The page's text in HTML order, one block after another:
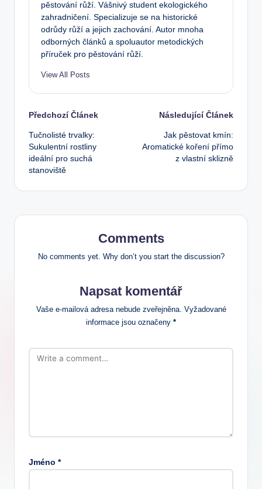
pěstování růží. Vášnivý student ekologického
zahradničení. Specializuje se na historické
odrůdy růží a jejich zachování. Autor mnoha
odborných článků a spoluautor metodických
příruček pro pěstování růží.
View All Posts
Post
navigation
Předchozí Článek
Tučnolisté trvalky:
Sukulentní rostliny
ideální pro suchá
stanoviště
Následující Článek
Jak pěstovat kmín:
Aromatické koření přímo
z vlastní sklizně
Comments
No comments yet. Why don’t you start the discussion?
Napsat komentář
Vaše e-mailová adresa nebude zveřejněna. Vyžadované
informace jsou označeny *
Jméno *